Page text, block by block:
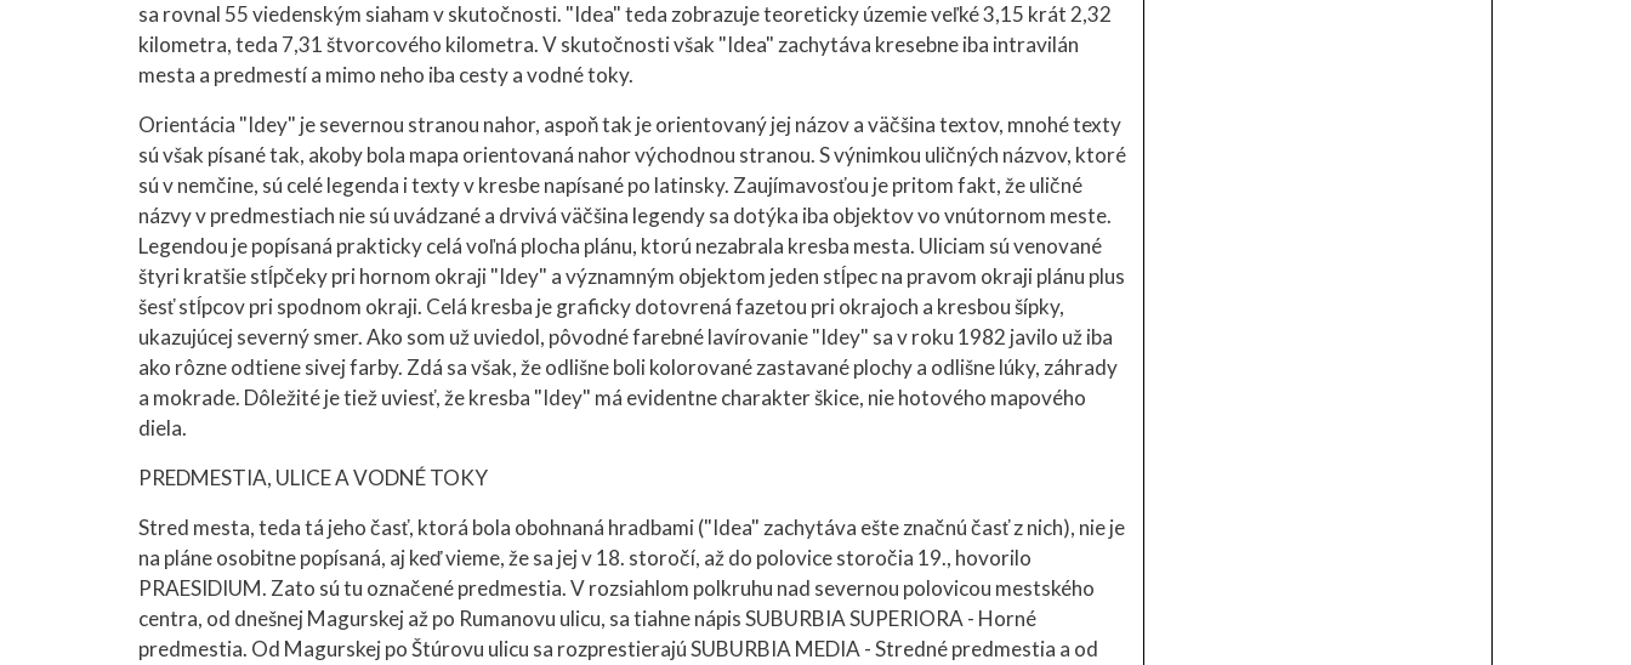
sa rovnal 55 viedenským siaham v skutočnosti. "Idea" teda zobrazuje teoreticky územie veľké 3,15 krát 2,32
kilometra, teda 7,31 štvorcového kilometra. V skutočnosti však "Idea" zachytáva kresebne iba intravilán
mesta a predmestí a mimo neho iba cesty a vodné toky.
Orientácia "Idey" je severnou stranou nahor, aspoň tak je orientovaný jej názov a väčšina textov, mnohé texty
sú však písané tak, akoby bola mapa orientovaná nahor východnou stranou. S výnimkou uličných názvov, ktoré
sú v nemčine, sú celé legenda i texty v kresbe napísané po latinsky. Zaujímavosťou je pritom fakt, že uličné
názvy v predmestiach nie sú uvádzané a drvivá väčšina legendy sa dotýka iba objektov vo vnútornom meste.
Legendou je popísaná prakticky celá voľná plocha plánu, ktorú nezabrala kresba mesta. Uliciam sú venované
štyri kratšie stĺpčeky pri hornom okraji "Idey" a významným objektom jeden stĺpec na pravom okraji plánu plus
šesť stĺpcov pri spodnom okraji. Celá kresba je graficky dotovrená fazetou pri okrajoch a kresbou šípky,
ukazujúcej severný smer. Ako som už uviedol, pôvodné farebné lavírovanie "Idey" sa v roku 1982 javilo už iba
ako rôzne odtiene sivej farby. Zdá sa však, že odlišne boli kolorované zastavané plochy a odlišne lúky, záhrady
a mokrade. Dôležité je tiež uviesť, že kresba "Idey" má evidentne charakter škice, nie hotového mapového
diela.
PREDMESTIA, ULICE A VODNÉ TOKY
Stred mesta, teda tá jeho časť, ktorá bola obohnaná hradbami ("Idea" zachytáva ešte značnú časť z nich), nie je
na pláne osobitne popísaná, aj keď vieme, že sa jej v 18. storočí, až do polovice storočia 19., hovorilo
PRAESIDIUM. Zato sú tu označené predmestia. V rozsiahlom polkruhu nad severnou polovicou mestského
centra, od dnešnej Magurskej až po Rumanovu ulicu, sa tiahne nápis SUBURBIA SUPERIORA - Horné
predmestia. Od Magurskej po Štúrovu ulicu sa rozprestierajú SUBURBIA MEDIA - Stredné predmestia a od